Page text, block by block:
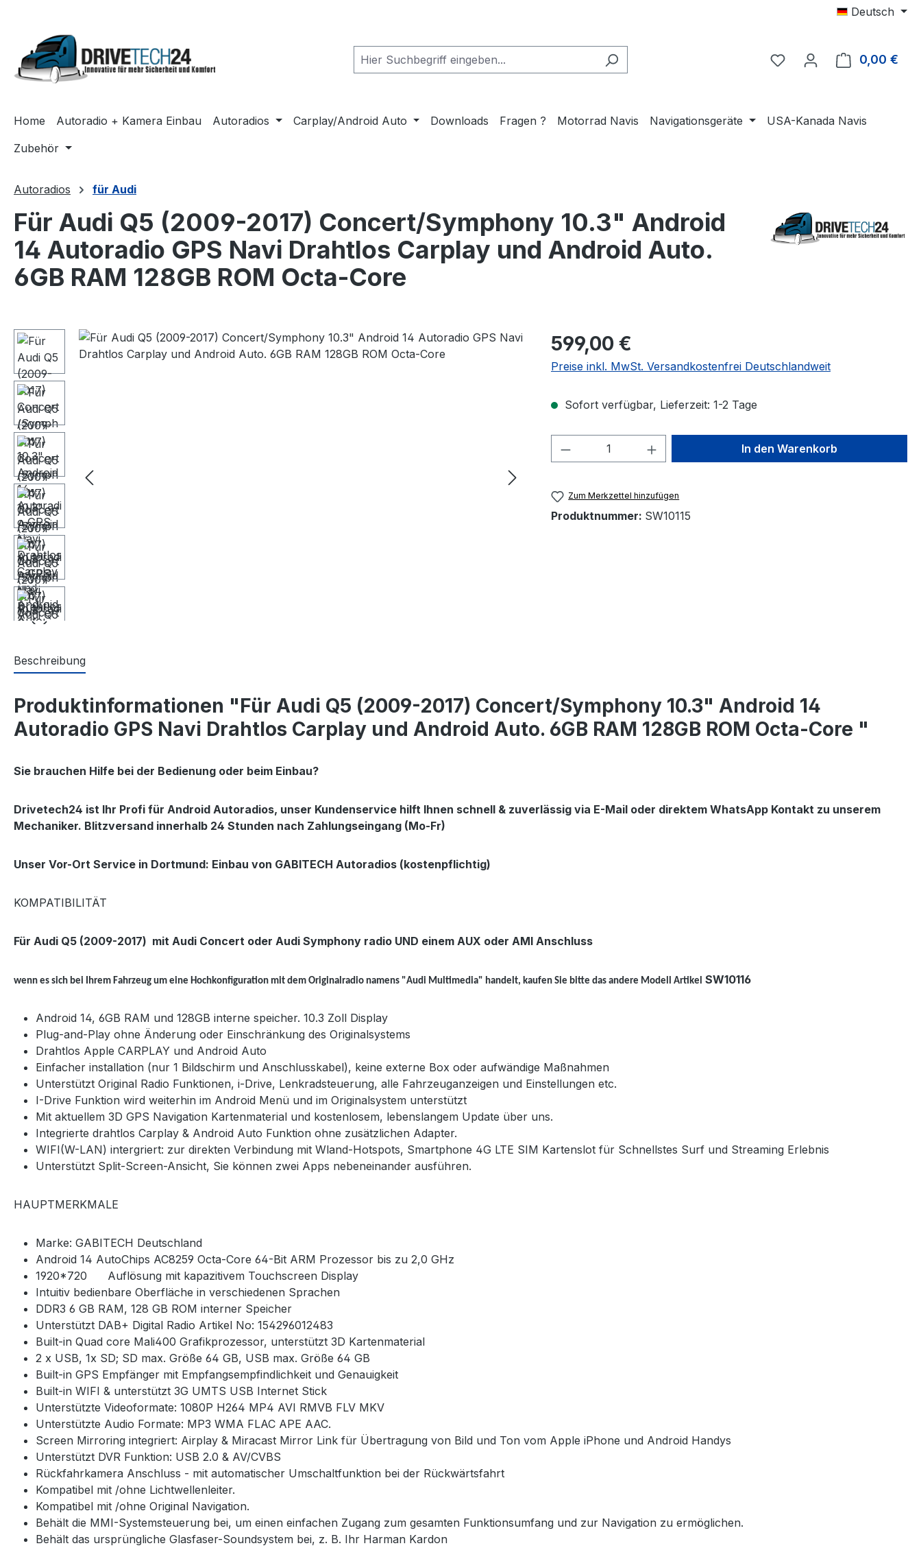
Deutsch
0,00 €
Home Autoradio + Kamera Einbau Autoradios Carplay/Android Auto Downloads Fragen ? Motorrad Navis Navigationsgeräte
USA-Kanada Navis
Zubehör
Autoradios für Audi
Für Audi Q5 (2009-2017) Concert/Symphony 10.3" Android
14 Autoradio GPS Navi Drahtlos Carplay und Android Auto.
6GB RAM 128GB ROM Octa-Core
Bildergalerie überspringen Regulärer Preis:
599,00 €
Preise inkl. MwSt. Versandkostenfrei Deutschlandweit
Sofort verfügbar, Lieferzeit: 1-2 Tage
Produkt Anzahl: Gib den gewünschten Wert
In den Warenkorb
Zum Merkzettel hinzufügen
Produktnummer: SW10115
Beschreibung
Produktinformationen "Für Audi Q5 (2009-2017) Concert/Symphony 10.3" Android 14
Autoradio GPS Navi Drahtlos Carplay und Android Auto. 6GB RAM 128GB ROM Octa-Core "
Sie brauchen Hilfe bei der Bedienung oder beim Einbau?
Drivetech24 ist Ihr Profi für Android Autoradios, unser Kundenservice hilft Ihnen schnell & zuverlässig via E-Mail oder direktem WhatsApp Kontakt zu unserem
Mechaniker. Blitzversand innerhalb 24 Stunden nach Zahlungseingang (Mo-Fr)
Unser Vor-Ort Service in Dortmund: Einbau von GABITECH Autoradios (kostenpflichtig)
KOMPATIBILITÄT
Für Audi Q5 (2009-2017) mit Audi Concert oder Audi Symphony radio UND einem AUX oder AMI Anschluss
wenn es sich bei Ihrem Fahrzeug um eine Hochkonfiguration mit dem Originalradio namens "Audi Multimedia" handelt, kaufen Sie bitte das andere Modell Artikel SW10116
Android 14, 6GB RAM und 128GB interne speicher. 10.3 Zoll Display
Plug-and-Play ohne Änderung oder Einschränkung des Originalsystems
Drahtlos Apple CARPLAY und Android Auto
Einfacher installation (nur 1 Bildschirm und Anschlusskabel), keine externe Box oder aufwändige Maßnahmen
Unterstützt Original Radio Funktionen, i-Drive, Lenkradsteuerung, alle Fahrzeuganzeigen und Einstellungen etc.
I-Drive Funktion wird weiterhin im Android Menü und im Originalsystem unterstützt
Mit aktuellem 3D GPS Navigation Kartenmaterial und kostenlosem, lebenslangem Update über uns.
Integrierte drahtlos Carplay & Android Auto Funktion ohne zusätzlichen Adapter.
WIFI(W-LAN) intergriert: zur direkten Verbindung mit Wland-Hotspots, Smartphone 4G LTE SIM Kartenslot für Schnellstes Surf und Streaming Erlebnis
Unterstützt Split-Screen-Ansicht, Sie können zwei Apps nebeneinander ausführen.
HAUPTMERKMALE
Marke: GABITECH Deutschland
Android 14 AutoChips AC8259 Octa-Core 64-Bit ARM Prozessor bis zu 2,0 GHz
1920*720 Auflösung mit kapazitivem Touchscreen Display
Intuitiv bedienbare Oberfläche in verschiedenen Sprachen
DDR3 6 GB RAM, 128 GB ROM interner Speicher
Unterstützt DAB+ Digital Radio Artikel No: 154296012483
Built-in Quad core Mali400 Grafikprozessor, unterstützt 3D Kartenmaterial
2 x USB, 1x SD; SD max. Größe 64 GB, USB max. Größe 64 GB
Built-in GPS Empfänger mit Empfangsempfindlichkeit und Genauigkeit
Built-in WIFI & unterstützt 3G UMTS USB Internet Stick
Unterstützte Videoformate: 1080P H264 MP4 AVI RMVB FLV MKV
Unterstützte Audio Formate: MP3 WMA FLAC APE AAC.
Screen Mirroring integriert: Airplay & Miracast Mirror Link für Übertragung von Bild und Ton vom Apple iPhone und Android Handys
Unterstützt DVR Funktion: USB 2.0 & AV/CVBS
Rückfahrkamera Anschluss - mit automatischer Umschaltfunktion bei der Rückwärtsfahrt
Kompatibel mit /ohne Lichtwellenleiter.
Kompatibel mit /ohne Original Navigation.
Behält die MMI-Systemsteuerung bei, um einen einfachen Zugang zum gesamten Funktionsumfang und zur Navigation zu ermöglichen.
Behält das ursprüngliche Glasfaser-Soundsystem bei, z. B. Ihr Harman Kardon